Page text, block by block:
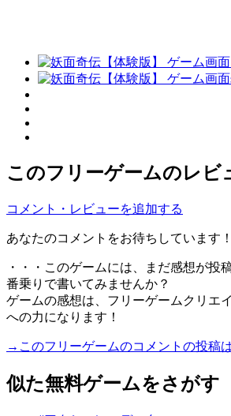
このフリーゲームのレビ
コメント・レビューを追加する
あなたのコメントをお待ちしています！
・・・このゲームには、まだ感想が投
番乗りで書いてみませんか？
ゲームの感想は、フリーゲームクリエ
への力になります！
→このフリーゲームのコメントの投稿
似た無料ゲームをさがす